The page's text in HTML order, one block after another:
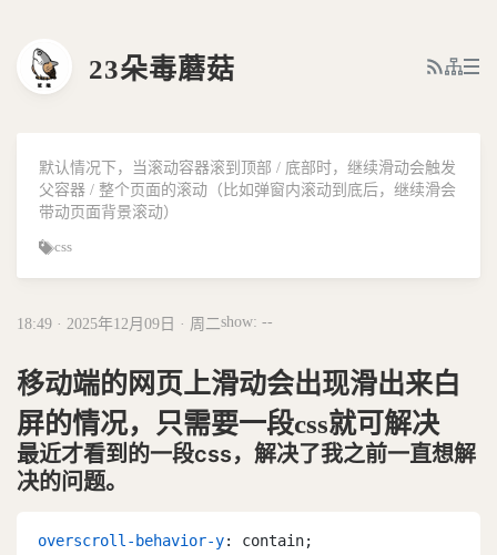
23朵毒蘑菇
默认情况下，当滚动容器滚到顶部 / 底部时，继续滑动会触发
父容器 / 整个页面的滚动（比如弹窗内滚动到底后，继续滑会
带动页面背景滚动）
css
18:49 · 2025年12月09日 · 周二show: --
移动端的网页上滑动会出现滑出来白
屏的情况，只需要一段css就可解决
最近才看到的一段css，解决了我之前一直想解
决的问题。
overscroll-behavior-y: contain;